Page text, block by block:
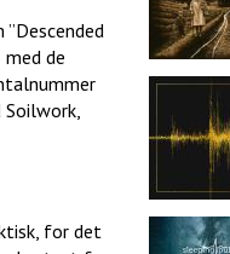
de
for det